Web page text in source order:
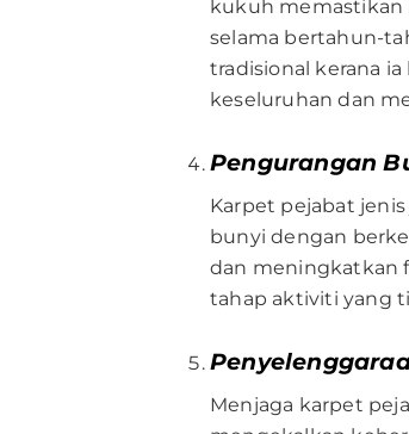
kukuh memastikan
selama bertahun-
tradisional kerana
keseluruhan dan
Pengurangan
Karpet pejabat
bunyi dengan
dan meningkatkan
tahap aktiviti yang
Menjaga karpet